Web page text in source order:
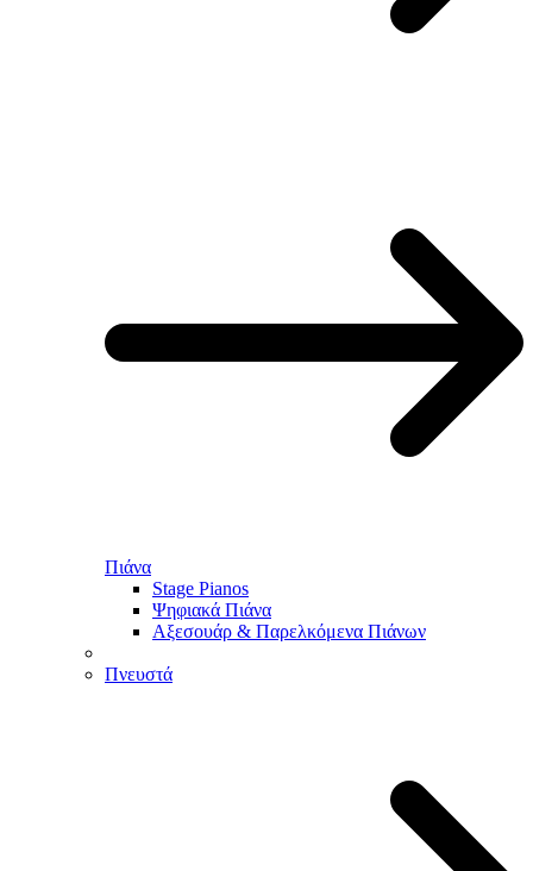
Πιάνα
Stage Pianos
Ψηφιακά Πιάνα
Αξεσουάρ & Παρελκόμενα Πιάνων
Πνευστά